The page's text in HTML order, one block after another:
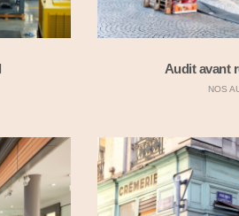
Audit avant
NOS